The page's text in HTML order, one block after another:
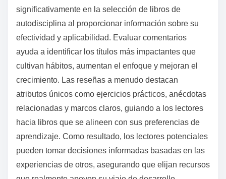
únicos como ejercicios prácticos, estudios de caso
relacionados y estrategias aplicables. Prioriza libros
que resuenen con tu estilo de aprendizaje, ya sea a
través de orientación estructurada o narración.
¿Qué factores deben considerarse al elegir un libro?
Al elegir un libro de autodisciplina, considera la
credibilidad del autor, las aplicaciones prácticas del
libro y las reseñas de los lectores. Concéntrate en
libros que ofrezcan estrategias aplicables para
cultivar hábitos, aumentar el enfoque y mejorar el
crecimiento personal. Evalúa si el contenido se alinea
con tu estilo de aprendizaje y objetivos. Busca